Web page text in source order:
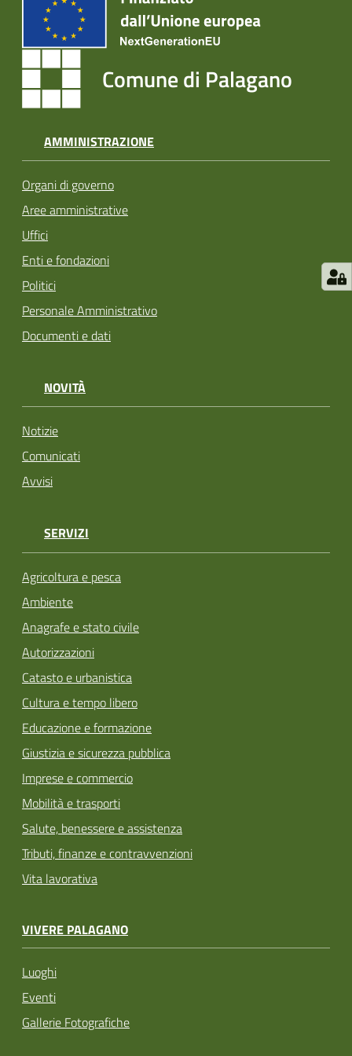
Comune di Palagano
AMMINISTRAZIONE
Organi di governo
Aree amministrative
Uffici
Enti e fondazioni
Politici
Personale Amministrativo
Documenti e dati
NOVITÀ
Notizie
Comunicati
Avvisi
SERVIZI
Agricoltura e pesca
Ambiente
Anagrafe e stato civile
Autorizzazioni
Catasto e urbanistica
Cultura e tempo libero
Educazione e formazione
Giustizia e sicurezza pubblica
Imprese e commercio
Mobilità e trasporti
Salute, benessere e assistenza
Tributi, finanze e contravvenzioni
Vita lavorativa
VIVERE PALAGANO
Luoghi
Eventi
Gallerie Fotografiche